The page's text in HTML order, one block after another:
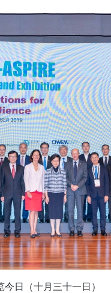
日（十月三十一日）